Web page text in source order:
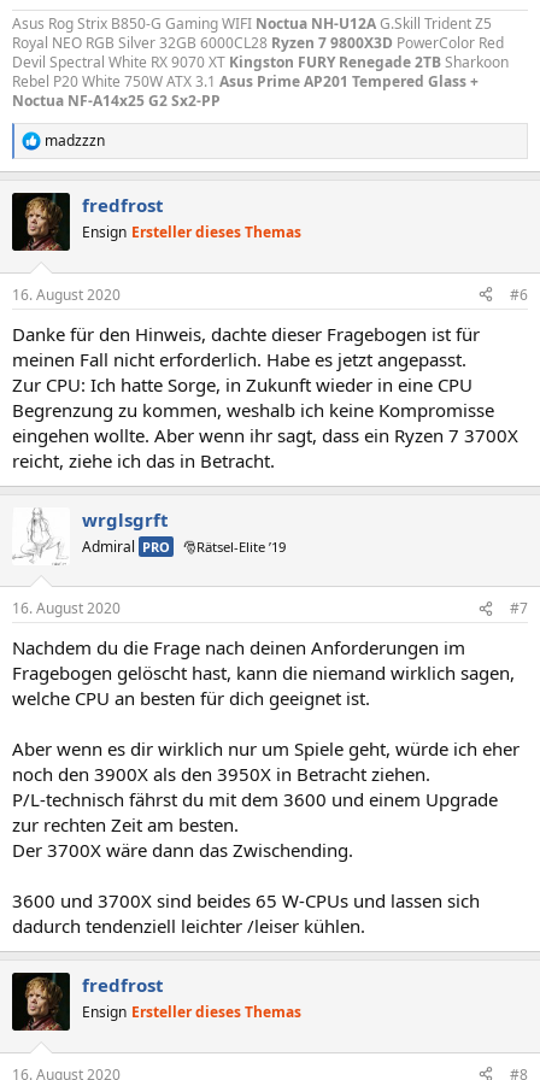
Asus Rog Strix B850-G Gaming WIFI Noctua NH-U12AG.Skill Trident Z5
Royal NEO RGB Silver 32GB 6000CL28 Ryzen 7 9800X3D PowerColor Red
Devil Spectral White RX 9070 XT Kingston FURY Renegade 2TBSharkoon
Rebel P20 White 750W ATX 3.1 Asus Prime AP201 Tempered Glass +
Noctua NF-A14x25 G2 Sx2-PP
R
e
k
i
e
:
madzzzn
fredfrost
Ensign Ersteller dieses Themas
16. August 2020 #6
Danke für den Hinweis, dachte dieser Fragebogen ist für
meinen Fall nicht erforderlich. Habe es jetzt angepasst.
Zur CPU: Ich hatte Sorge, in Zukunft wieder in eine CPU
Begrenzung zu kommen, weshalb ich keine Kompromisse
eingehen wollte. Aber wenn ihr sagt, dass ein Ryzen 7 3700X
reicht, ziehe ich das in Betracht.
wrglsgrft
Admiral PRO 🎅Rätsel-Elite ’19
16. August 2020 #7
Nachdem du die Frage nach deinen Anforderungen im
Fragebogen gelöscht hast, kann die niemand wirklich sagen,
welche CPU an besten für dich geeignet ist.
Aber wenn es dir wirklich nur um Spiele geht, würde ich eher
noch den 3900X als den 3950X in Betracht ziehen.
P/L-technisch fährst du mit dem 3600 und einem Upgrade
zur rechten Zeit am besten.
Der 3700X wäre dann das Zwischending.
3600 und 3700X sind beides 65 W-CPUs und lassen sich
dadurch tendenziell leichter /leiser kühlen.
fredfrost
Ensign Ersteller dieses Themas
16. August 2020 #8